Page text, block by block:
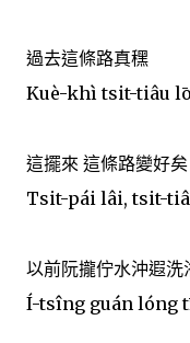
過去這條路真䆀
Kuè-khì tsit-tiâu
這擺來 這條路變好矣
Tsit-pái lâi, tsit-
以前阮攏佇水沖遐洗
Í-tsîng guán lóng